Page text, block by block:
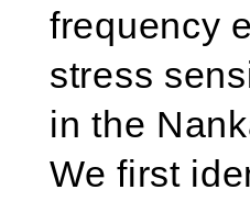
frequency
stress
in the
We first